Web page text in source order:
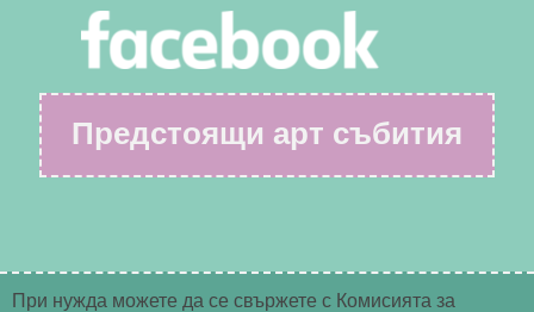
Предстоящи арт събития
При нужда можете да се свържете с Комисията за